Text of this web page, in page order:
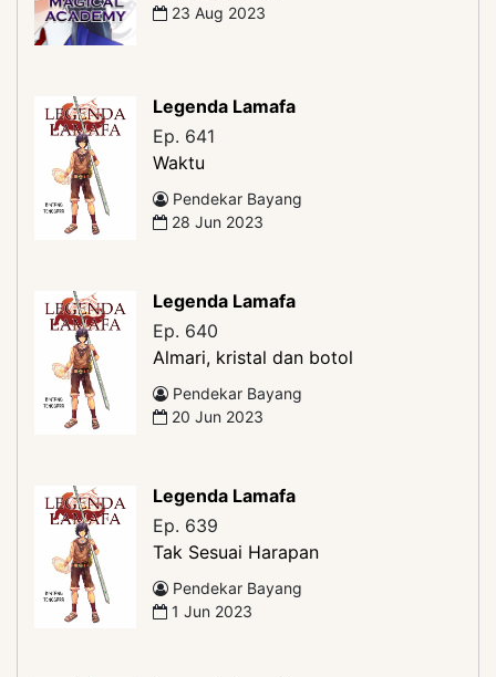
23 Aug 2023
Legenda Lamafa
Ep. 641
Waktu
Pendekar Bayang
28 Jun 2023
Legenda Lamafa
Ep. 640
Almari, kristal dan botol
Pendekar Bayang
20 Jun 2023
Legenda Lamafa
Ep. 639
Tak Sesuai Harapan
Pendekar Bayang
1 Jun 2023